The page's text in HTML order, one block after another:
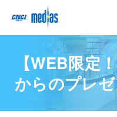
【WEB限定
からのプレ